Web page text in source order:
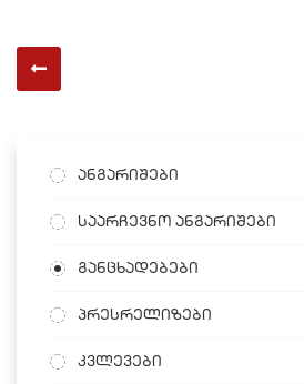
ანგარიშები
საარჩევნო ანგარიშები
განცხადებები
პრესრელიზები
კვლევები